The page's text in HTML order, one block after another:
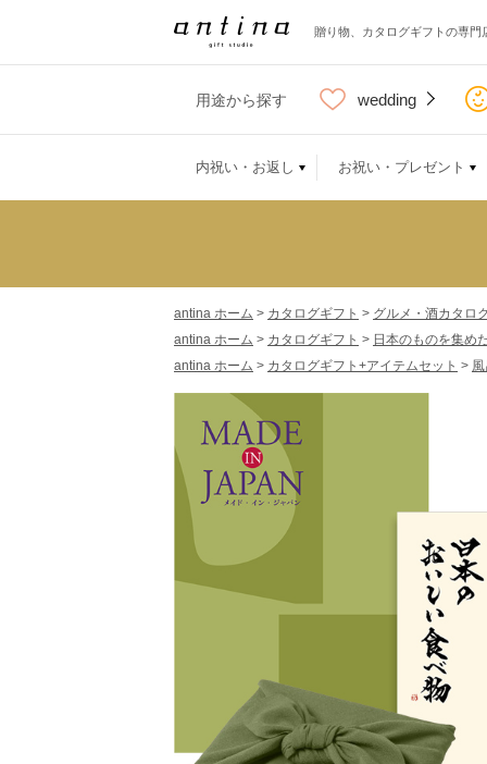
贈り物、カタログギフトの専門
用途から探す wedding
内祝い・お返し お祝い・プレゼント
antina ホーム > カタログギフト > グルメ・酒カタロ
antina ホーム > カタログギフト > 日本のものを集め
antina ホーム > カタログギフト+アイテムセット >